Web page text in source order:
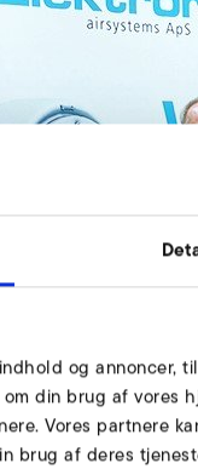
og annoncer,
din brug af vores
Vores partnere
brug af deres